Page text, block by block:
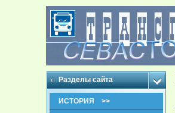
Разделы сайта
ИСТОРИЯ >>